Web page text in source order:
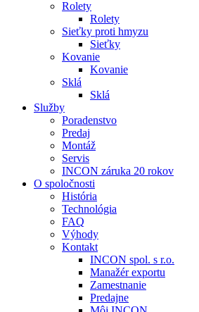
Rolety
Rolety
Sieťky proti hmyzu
Sieťky
Kovanie
Kovanie
Sklá
Sklá
Služby
Poradenstvo
Predaj
Montáž
Servis
INCON záruka 20 rokov
O spoločnosti
História
Technológia
FAQ
Výhody
Kontakt
INCON spol. s r.o.
Manažér exportu
Zamestnanie
Predajne